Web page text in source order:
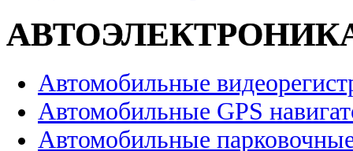
Автомобильные
Автомобильные GPS
Автомобильные